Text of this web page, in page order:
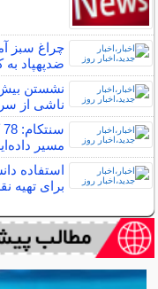
ضدپهپاد به
ناشی از
مسیر
استفاده
برای تهیه